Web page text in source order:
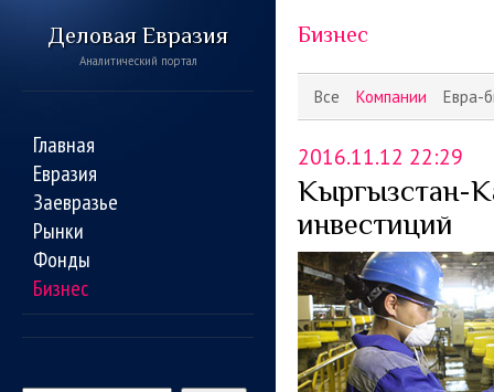
Деловая Евразия
Аналитический портал
Главная
Евразия
Заевразье
Рынки
Фонды
Бизнес
Все Компании Евра-
Бизнес
2016.11.12 22:29
Кыргызстан-
инвестиций